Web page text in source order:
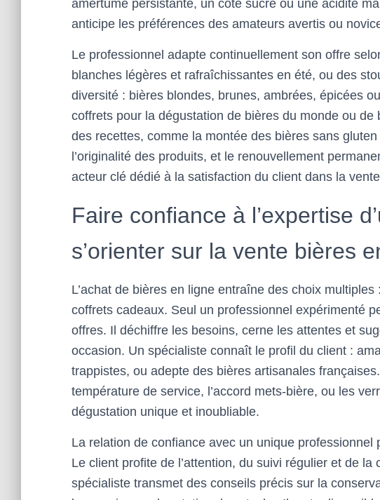
amertume persistante, un côté sucré ou une acidité
anticipe les préférences des amateurs avertis ou
Le professionnel adapte continuellement son offre
blanches légères et rafraîchissantes en été, ou des
diversité : bières blondes, brunes, ambrées, épicées
coffrets pour la dégustation de bières du monde ou de
des recettes, comme la montée des bières sans
l’originalité des produits, et le renouvellement
acteur clé dédié à la satisfaction du client dans la
Faire confiance à l’expertise
s’orienter sur la vente bières
L’achat de bières en ligne entraîne des choix
coffrets cadeaux. Seul un professionnel expérimenté
offres. Il déchiffre les besoins, cerne les attentes et
occasion. Un spécialiste connaît le profil du client :
trappistes, ou adepte des bières artisanales
température de service, l’accord mets-bière, ou les
dégustation unique et inoubliable.
La relation de confiance avec un unique professionnel
Le client profite de l’attention, du suivi régulier et de la
spécialiste transmet des conseils précis sur la